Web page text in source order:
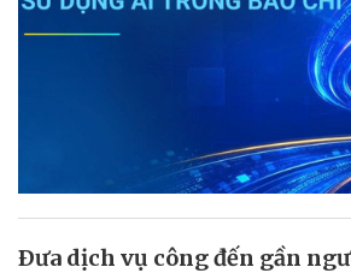
Ðưa dịch vụ công đến gần